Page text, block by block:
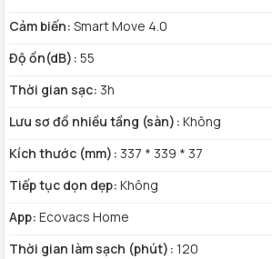
bụi bẩn ngay trên thảm lông khó hút nhất.
Cảm biến: Smart Move 4.0
Độ ồn(dB): 55
Thời gian sạc: 3h
Lưu sơ đồ nhiều tầng (sàn): Không
Kích thước (mm): 337 * 339 * 37
Tiếp tục dọn dẹp: Không
App: Ecovacs Home
Thời gian làm sạch (phút): 120